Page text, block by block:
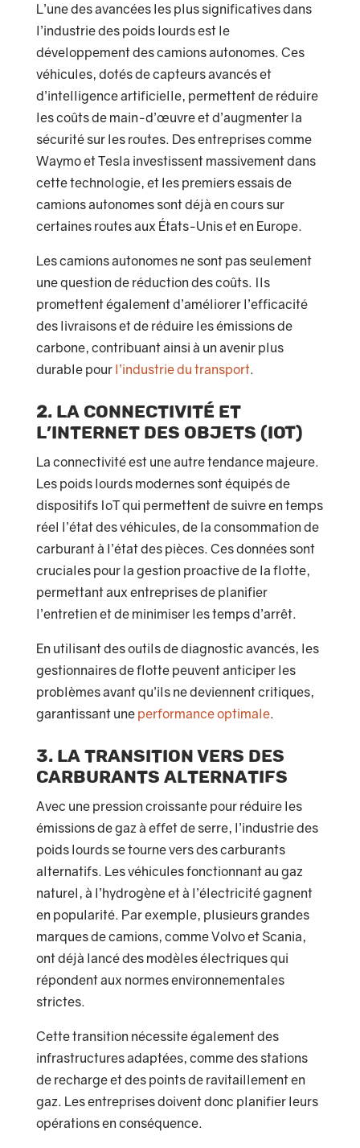
L’une des avancées les plus significatives dans
l’industrie des poids lourds est le
développement des camions autonomes. Ces
véhicules, dotés de capteurs avancés et
d’intelligence artificielle, permettent de réduire
les coûts de main-d’œuvre et d’augmenter la
sécurité sur les routes. Des entreprises comme
Waymo et Tesla investissent massivement dans
cette technologie, et les premiers essais de
camions autonomes sont déjà en cours sur
certaines routes aux États-Unis et en Europe.
Les camions autonomes ne sont pas seulement
une question de réduction des coûts. Ils
promettent également d’améliorer l’efficacité
des livraisons et de réduire les émissions de
carbone, contribuant ainsi à un avenir plus
durable pour l’industrie du transport.
2. La connectivité et
l’Internet des objets (IoT)
La connectivité est une autre tendance majeure.
Les poids lourds modernes sont équipés de
dispositifs IoT qui permettent de suivre en temps
réel l’état des véhicules, de la consommation de
carburant à l’état des pièces. Ces données sont
cruciales pour la gestion proactive de la flotte,
permettant aux entreprises de planifier
l’entretien et de minimiser les temps d’arrêt.
En utilisant des outils de diagnostic avancés, les
gestionnaires de flotte peuvent anticiper les
problèmes avant qu’ils ne deviennent critiques,
garantissant une performance optimale.
3. La transition vers des
carburants alternatifs
Avec une pression croissante pour réduire les
émissions de gaz à effet de serre, l’industrie des
poids lourds se tourne vers des carburants
alternatifs. Les véhicules fonctionnant au gaz
naturel, à l’hydrogène et à l’électricité gagnent
en popularité. Par exemple, plusieurs grandes
marques de camions, comme Volvo et Scania,
ont déjà lancé des modèles électriques qui
répondent aux normes environnementales
strictes.
Cette transition nécessite également des
infrastructures adaptées, comme des stations
de recharge et des points de ravitaillement en
gaz. Les entreprises doivent donc planifier leurs
opérations en conséquence.